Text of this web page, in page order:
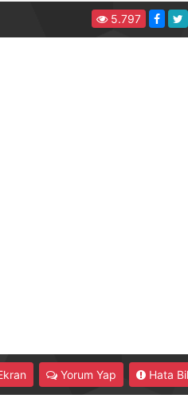
5.797
Yorum Yap Hata